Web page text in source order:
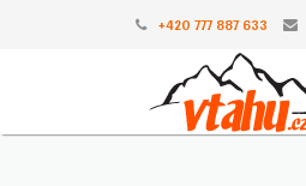
+420 777 887 633